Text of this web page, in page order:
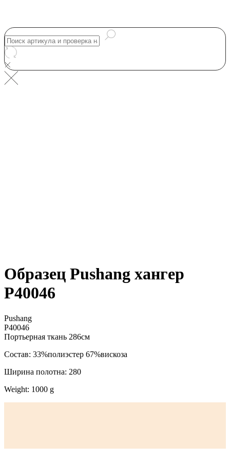
Образец Pushang хангер
P40046
Pushang
P40046
Портьерная ткань 286см
Состав: 33%полиэстер 67%вискоза
Ширина полотна: 280
Weight: 1000 g